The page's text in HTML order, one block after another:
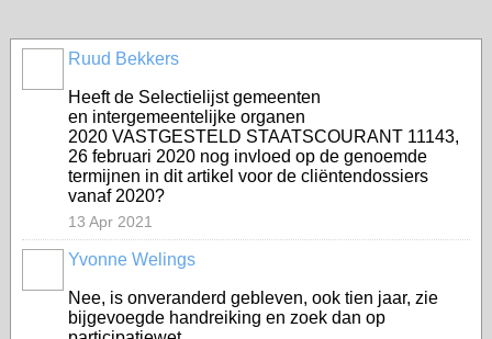
Ruud Bekkers
Heeft de Selectielijst gemeenten
en intergemeentelijke organen
2020 VASTGESTELD STAATSCOURANT 11143,
26 februari 2020 nog invloed op de genoemde
termijnen in dit artikel voor de cliëntendossiers
vanaf 2020?
13 Apr 2021
Yvonne Welings
Nee, is onveranderd gebleven, ook tien jaar, zie
bijgevoegde handreiking en zoek dan op